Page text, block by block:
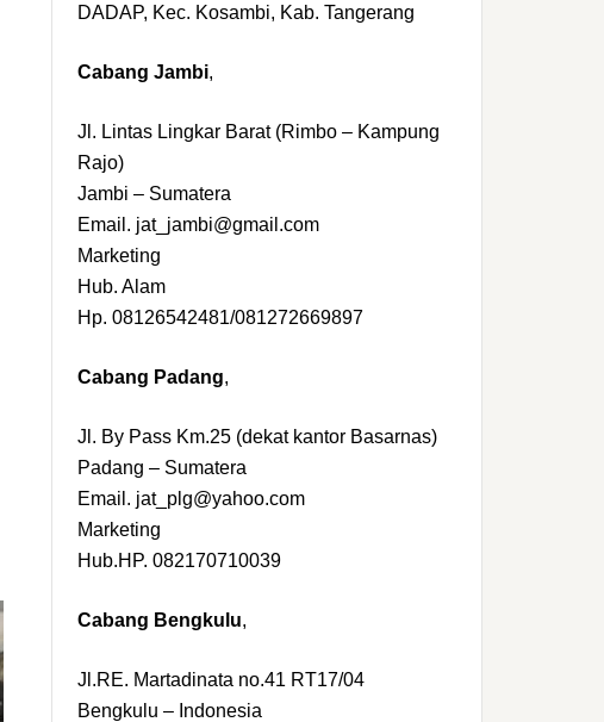
DADAP, Kec. Kosambi, Kab. Tangerang
Cabang Jambi,
Jl. Lintas Lingkar Barat (Rimbo – Kampung
Rajo)
Jambi – Sumatera
Email. jat_jambi@gmail.com
Marketing
Hub. Alam
Hp. 08126542481/081272669897
Cabang Padang,
Jl. By Pass Km.25 (dekat kantor Basarnas)
Padang – Sumatera
Email. jat_plg@yahoo.com
Marketing
Hub.HP. 082170710039
Cabang Bengkulu,
Jl.RE. Martadinata no.41 RT17/04
Bengkulu – Indonesia